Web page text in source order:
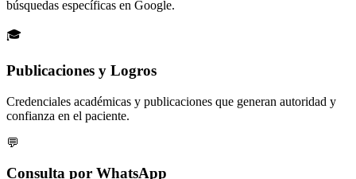
búsquedas específicas en Google.
🎓
Publicaciones y Logros
Credenciales académicas y publicaciones que generan autoridad y
confianza en el paciente.
💬
Consulta por WhatsApp